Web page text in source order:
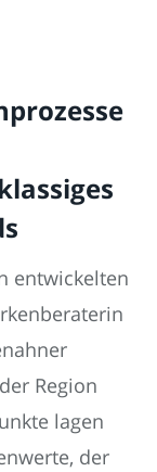
entwickelten
Region
lagen
der